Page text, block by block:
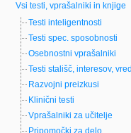
Vsi testi, vprašalniki in knjige
Testi inteligentnosti
Testi spec. sposobnosti
Osebnostni vprašalniki
Testi stališč, interesov,
Razvojni preizkusi
Klinični testi
Vprašalniki za učitelje
Pripomočki za delo